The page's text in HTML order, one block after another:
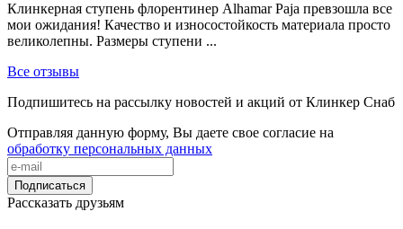
Клинкерная ступень флорентинер Alhamar Paja превзошла все
мои ожидания! Качество и износостойкость материала просто
великолепны. Размеры ступени ...
Все отзывы
Подпишитесь на рассылку новостей и акций от Клинкер Снаб
Отправляя данную форму, Вы даете свое согласие на
обработку персональных данных
Подписаться
Рассказать друзьям